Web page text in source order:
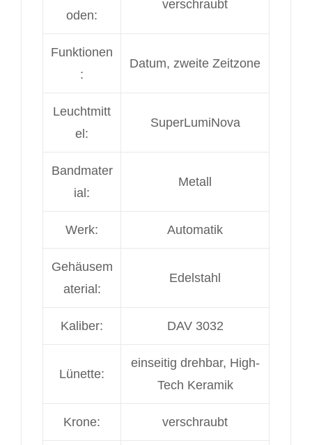
oden:
verschraubt
Funktionen
:
Datum, zweite Zeitzone
Leuchtmitt
el:
SuperLumiNova
Bandmater
ial:
Metall
Werk: Automatik
Gehäusem
aterial:
Edelstahl
Kaliber: DAV 3032
Lünette:
einseitig drehbar, High-
Tech Keramik
Krone: verschraubt